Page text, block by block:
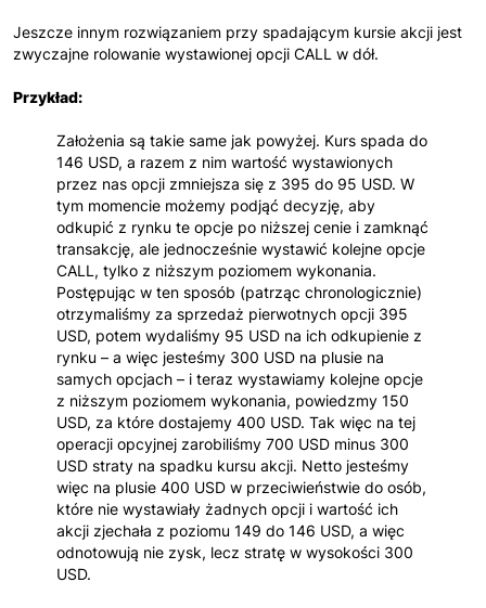
Jeszcze innym rozwiązaniem przy spadającym kursie akcji jest
zwyczajne rolowanie wystawionej opcji CALL w dół.
Przykład:
Założenia są takie same jak powyżej. Kurs spada do
146 USD, a razem z nim wartość wystawionych
przez nas opcji zmniejsza się z 395 do 95 USD. W
tym momencie możemy podjąć decyzję, aby
odkupić z rynku te opcje po niższej cenie i zamknąć
transakcję, ale jednocześnie wystawić kolejne opcje
CALL, tylko z niższym poziomem wykonania.
Postępując w ten sposób (patrząc chronologicznie)
otrzymaliśmy za sprzedaż pierwotnych opcji 395
USD, potem wydaliśmy 95 USD na ich odkupienie z
rynku – a więc jesteśmy 300 USD na plusie na
samych opcjach – i teraz wystawiamy kolejne opcje
z niższym poziomem wykonania, powiedzmy 150
USD, za które dostajemy 400 USD. Tak więc na tej
operacji opcyjnej zarobiliśmy 700 USD minus 300
USD straty na spadku kursu akcji. Netto jesteśmy
więc na plusie 400 USD w przeciwieństwie do osób,
które nie wystawiały żadnych opcji i wartość ich
akcji zjechała z poziomu 149 do 146 USD, a więc
odnotowują nie zysk, lecz stratę w wysokości 300
USD.